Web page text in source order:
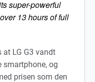
super-powerful
13 hours of full
LG G3 vandt
smartphone, og
prisen som den